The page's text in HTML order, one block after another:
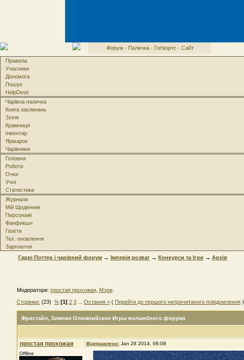
Форум · Паличка· Гоґвортс · Сайт
Правила
Учасники
Допомога
Пошук
HelpDesk
Чарівна паличка
Книга заклинань
Зілля
Крамниця
Інвентар
Ярмарок
Чарівники
Головна
Роботи
Очки
Учні
Статистика
Журнали
Мій Щоденник
Персонажі
Фанфикшн
Газети
Тех. оновлення
Зарплатня
Гаррі Поттер і чарівний форум→ Імперія розваг→ Конкурси та Iгри → Архів
Модератори: простая прохожая, Мэри.
Сторінки: (23) % [1] 2 3... Остання »( Перейти до першого непрочитаного повідомлення)
Фристайл, Зимние Олимпийские Игры волшебного форума
простая прохожая Відправлено: Jan 28 2014, 06:08
Offline